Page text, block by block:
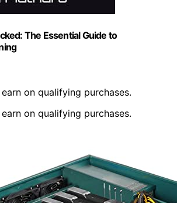
The Essential Guide to
on qualifying purchases.
on qualifying purchases.